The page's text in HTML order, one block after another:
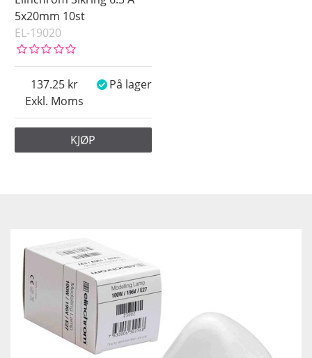
5x20mm 10st
EL-19020
Exkl. Moms
137.25 På lager
KJØP